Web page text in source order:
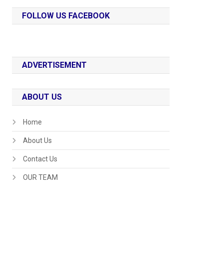
FOLLOW US FACEBOOK
ADVERTISEMENT
ABOUT US
Home
About Us
Contact Us
OUR TEAM